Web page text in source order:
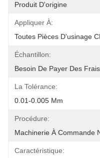
Produit D'origine
Appliquer À:
Toutes Pièces D'usinage
Échantillon:
Besoin De Payer Des
La Tolérance:
0.01-0.005 Mm
Procédure:
Machinerie À Commande
Caractéristique: